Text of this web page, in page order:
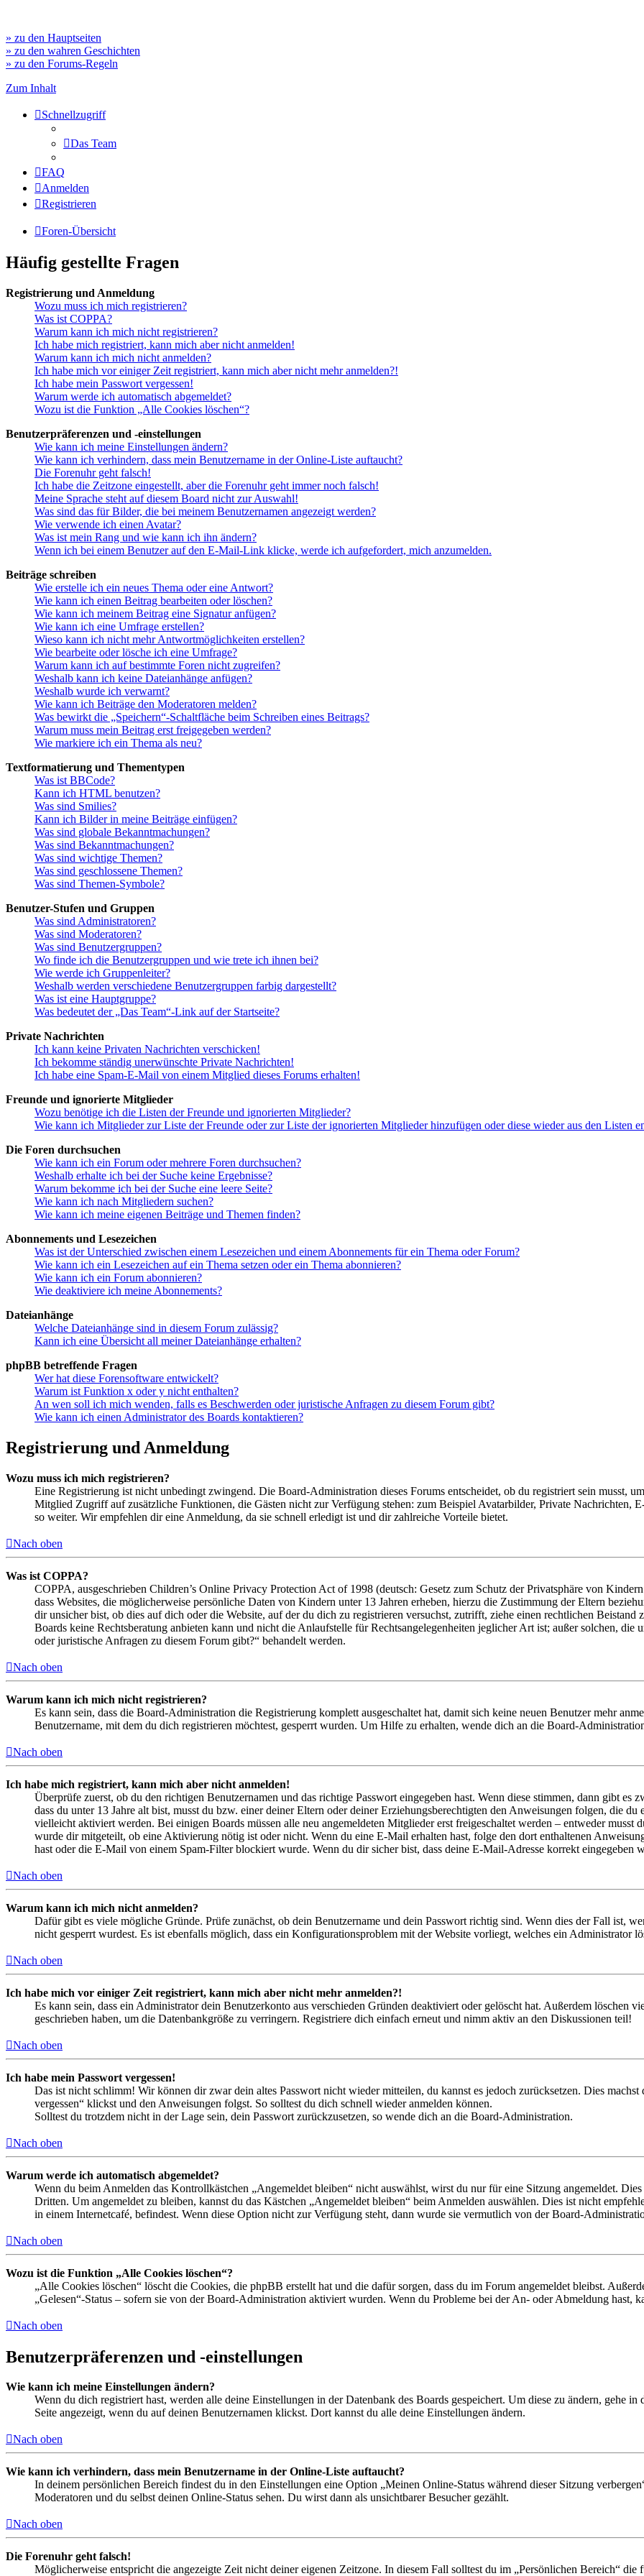
» zu den Hauptseiten
» zu den wahren Geschichten
» zu den Forums-Regeln
Zum Inhalt
Schnellzugriff
Das Team
FAQ
Anmelden
Registrieren
Foren-Übersicht
Häufig gestellte Fragen
Registrierung und Anmeldung
Wozu muss ich mich registrieren?
Was ist COPPA?
Warum kann ich mich nicht registrieren?
Ich habe mich registriert, kann mich aber nicht anmelden!
Warum kann ich mich nicht anmelden?
Ich habe mich vor einiger Zeit registriert, kann mich aber nicht mehr anmelden?!
Ich habe mein Passwort vergessen!
Warum werde ich automatisch abgemeldet?
Wozu ist die Funktion „Alle Cookies löschen“?
Benutzerpräferenzen und -einstellungen
Wie kann ich meine Einstellungen ändern?
Wie kann ich verhindern, dass mein Benutzername in der Online-Liste auftaucht?
Die Forenuhr geht falsch!
Ich habe die Zeitzone eingestellt, aber die Forenuhr geht immer noch falsch!
Meine Sprache steht auf diesem Board nicht zur Auswahl!
Was sind das für Bilder, die bei meinem Benutzernamen angezeigt werden?
Wie verwende ich einen Avatar?
Was ist mein Rang und wie kann ich ihn ändern?
Wenn ich bei einem Benutzer auf den E-Mail-Link klicke, werde ich aufgefordert, mich anzumelden.
Beiträge schreiben
Wie erstelle ich ein neues Thema oder eine Antwort?
Wie kann ich einen Beitrag bearbeiten oder löschen?
Wie kann ich meinem Beitrag eine Signatur anfügen?
Wie kann ich eine Umfrage erstellen?
Wieso kann ich nicht mehr Antwortmöglichkeiten erstellen?
Wie bearbeite oder lösche ich eine Umfrage?
Warum kann ich auf bestimmte Foren nicht zugreifen?
Weshalb kann ich keine Dateianhänge anfügen?
Weshalb wurde ich verwarnt?
Wie kann ich Beiträge den Moderatoren melden?
Was bewirkt die „Speichern“-Schaltfläche beim Schreiben eines Beitrags?
Warum muss mein Beitrag erst freigegeben werden?
Wie markiere ich ein Thema als neu?
Textformatierung und Thementypen
Was ist BBCode?
Kann ich HTML benutzen?
Was sind Smilies?
Kann ich Bilder in meine Beiträge einfügen?
Was sind globale Bekanntmachungen?
Was sind Bekanntmachungen?
Was sind wichtige Themen?
Was sind geschlossene Themen?
Was sind Themen-Symbole?
Benutzer-Stufen und Gruppen
Was sind Administratoren?
Was sind Moderatoren?
Was sind Benutzergruppen?
Wo finde ich die Benutzergruppen und wie trete ich ihnen bei?
Wie werde ich Gruppenleiter?
Weshalb werden verschiedene Benutzergruppen farbig dargestellt?
Was ist eine Hauptgruppe?
Was bedeutet der „Das Team“-Link auf der Startseite?
Private Nachrichten
Ich kann keine Privaten Nachrichten verschicken!
Ich bekomme ständig unerwünschte Private Nachrichten!
Ich habe eine Spam-E-Mail von einem Mitglied dieses Forums erhalten!
Freunde und ignorierte Mitglieder
Wozu benötige ich die Listen der Freunde und ignorierten Mitglieder?
Wie kann ich Mitglieder zur Liste der Freunde oder zur Liste der ignorierten Mitglieder hinzufügen oder diese wieder aus den Listen
Die Foren durchsuchen
Wie kann ich ein Forum oder mehrere Foren durchsuchen?
Weshalb erhalte ich bei der Suche keine Ergebnisse?
Warum bekomme ich bei der Suche eine leere Seite?
Wie kann ich nach Mitgliedern suchen?
Wie kann ich meine eigenen Beiträge und Themen finden?
Abonnements und Lesezeichen
Was ist der Unterschied zwischen einem Lesezeichen und einem Abonnements für ein Thema oder Forum?
Wie kann ich ein Lesezeichen auf ein Thema setzen oder ein Thema abonnieren?
Wie kann ich ein Forum abonnieren?
Wie deaktiviere ich meine Abonnements?
Dateianhänge
Welche Dateianhänge sind in diesem Forum zulässig?
Kann ich eine Übersicht all meiner Dateianhänge erhalten?
phpBB betreffende Fragen
Wer hat diese Forensoftware entwickelt?
Warum ist Funktion x oder y nicht enthalten?
An wen soll ich mich wenden, falls es Beschwerden oder juristische Anfragen zu diesem Forum gibt?
Wie kann ich einen Administrator des Boards kontaktieren?
Registrierung und Anmeldung
Wozu muss ich mich registrieren?
Eine Registrierung ist nicht unbedingt zwingend. Die Board-Administration dieses Forums entscheidet, ob du registriert sein musst,
Mitglied Zugriff auf zusätzliche Funktionen, die Gästen nicht zur Verfügung stehen: zum Beispiel Avatarbilder, Private Nachrichten,
so weiter. Wir empfehlen dir eine Anmeldung, da sie schnell erledigt ist und dir zahlreiche Vorteile bietet.
Nach oben
Was ist COPPA?
COPPA, ausgeschrieben Children’s Online Privacy Protection Act of 1998 (deutsch: Gesetz zum Schutz der Privatsphäre von
dass Websites, die möglicherweise persönliche Daten von Kindern unter 13 Jahren erheben, hierzu die Zustimmung der Eltern
dir unsicher bist, ob dies auf dich oder die Website, auf der du dich zu registrieren versuchst, zutrifft, ziehe einen rechtlichen
Boards keine Rechtsberatung anbieten kann und nicht die Anlaufstelle für Rechtsangelegenheiten jeglicher Art ist; außer solchen,
oder juristische Anfragen zu diesem Forum gibt?“ behandelt werden.
Nach oben
Warum kann ich mich nicht registrieren?
Es kann sein, dass die Board-Administration die Registrierung komplett ausgeschaltet hat, damit sich keine neuen Benutzer mehr
Benutzername, mit dem du dich registrieren möchtest, gesperrt wurden. Um Hilfe zu erhalten, wende dich an die Board-
Nach oben
Ich habe mich registriert, kann mich aber nicht anmelden!
Überprüfe zuerst, ob du den richtigen Benutzernamen und das richtige Passwort eingegeben hast. Wenn diese stimmen, dann gibt es
dass du unter 13 Jahre alt bist, musst du bzw. einer deiner Eltern oder deiner Erziehungsberechtigten den Anweisungen folgen, die
vielleicht aktiviert werden. Bei einigen Boards müssen alle neu angemeldeten Mitglieder erst freigeschaltet werden – entweder musst
wurde dir mitgeteilt, ob eine Aktivierung nötig ist oder nicht. Wenn du eine E-Mail erhalten hast, folge den dort enthaltenen
hast oder die E-Mail von einem Spam-Filter blockiert wurde. Wenn du dir sicher bist, dass deine E-Mail-Adresse korrekt eingegeben
Nach oben
Warum kann ich mich nicht anmelden?
Dafür gibt es viele mögliche Gründe. Prüfe zunächst, ob dein Benutzername und dein Passwort richtig sind. Wenn dies der Fall ist,
nicht gesperrt wurdest. Es ist ebenfalls möglich, dass ein Konfigurationsproblem mit der Website vorliegt, welches ein Administrator
Nach oben
Ich habe mich vor einiger Zeit registriert, kann mich aber nicht mehr anmelden?!
Es kann sein, dass ein Administrator dein Benutzerkonto aus verschieden Gründen deaktiviert oder gelöscht hat. Außerdem löschen
geschrieben haben, um die Datenbankgröße zu verringern. Registriere dich einfach erneut und nimm aktiv an den Diskussionen teil!
Nach oben
Ich habe mein Passwort vergessen!
Das ist nicht schlimm! Wir können dir zwar dein altes Passwort nicht wieder mitteilen, du kannst es jedoch zurücksetzen. Dies
vergessen“ klickst und den Anweisungen folgst. So solltest du dich schnell wieder anmelden können.
Solltest du trotzdem nicht in der Lage sein, dein Passwort zurückzusetzen, so wende dich an die Board-Administration.
Nach oben
Warum werde ich automatisch abgemeldet?
Wenn du beim Anmelden das Kontrollkästchen „Angemeldet bleiben“ nicht auswählst, wirst du nur für eine Sitzung angemeldet.
Dritten. Um angemeldet zu bleiben, kannst du das Kästchen „Angemeldet bleiben“ beim Anmelden auswählen. Dies ist nicht
in einem Internetcafé, befindest. Wenn diese Option nicht zur Verfügung steht, dann wurde sie vermutlich von der Board-
Nach oben
Wozu ist die Funktion „Alle Cookies löschen“?
„Alle Cookies löschen“ löscht die Cookies, die phpBB erstellt hat und die dafür sorgen, dass du im Forum angemeldet bleibst.
„Gelesen“-Status – sofern sie von der Board-Administration aktiviert wurden. Wenn du Probleme bei der An- oder Abmeldung hast,
Nach oben
Benutzerpräferenzen und -einstellungen
Wie kann ich meine Einstellungen ändern?
Wenn du dich registriert hast, werden alle deine Einstellungen in der Datenbank des Boards gespeichert. Um diese zu ändern, gehe
Seite angezeigt, wenn du auf deinen Benutzernamen klickst. Dort kannst du alle deine Einstellungen ändern.
Nach oben
Wie kann ich verhindern, dass mein Benutzername in der Online-Liste auftaucht?
In deinem persönlichen Bereich findest du in den Einstellungen eine Option „Meinen Online-Status während dieser Sitzung
Moderatoren und du selbst deinen Online-Status sehen. Du wirst dann als unsichtbarer Besucher gezählt.
Nach oben
Die Forenuhr geht falsch!
Möglicherweise entspricht die angezeigte Zeit nicht deiner eigenen Zeitzone. In diesem Fall solltest du im „Persönlichen Bereich“